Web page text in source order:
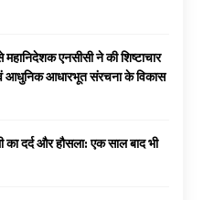
एनसीसी ने की शिष्टाचार
आधुनिक आधारभूत संरचना के विकास
दर्द और हौसला: एक साल बाद भी